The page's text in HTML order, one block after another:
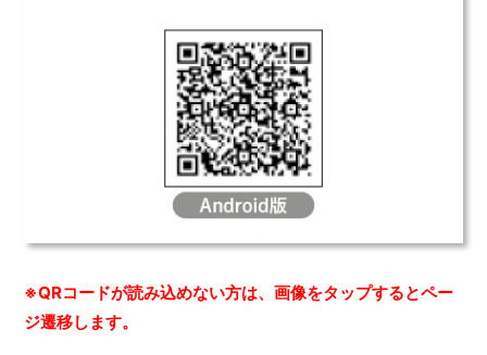
※QRコードが読み込めない方は、画像をタップするとペー
ジ遷移します。